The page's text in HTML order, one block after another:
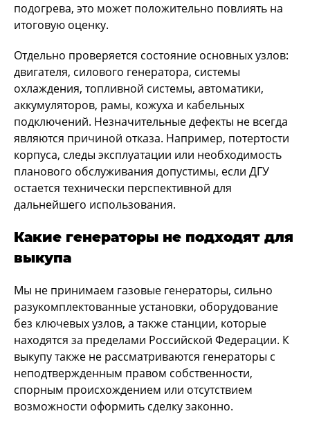
подогрева, это может положительно повлиять на
итоговую оценку.
Отдельно проверяется состояние основных узлов:
двигателя, силового генератора, системы
охлаждения, топливной системы, автоматики,
аккумуляторов, рамы, кожуха и кабельных
подключений. Незначительные дефекты не всегда
являются причиной отказа. Например, потертости
корпуса, следы эксплуатации или необходимость
планового обслуживания допустимы, если ДГУ
остается технически перспективной для
дальнейшего использования.
Какие генераторы не подходят для
выкупа
Мы не принимаем газовые генераторы, сильно
разукомплектованные установки, оборудование
без ключевых узлов, а также станции, которые
находятся за пределами Российской Федерации. К
выкупу также не рассматриваются генераторы с
неподтвержденным правом собственности,
спорным происхождением или отсутствием
возможности оформить сделку законно.